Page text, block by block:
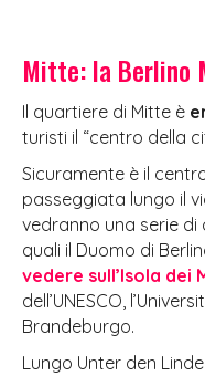
Mitte: la Berlino
Il quartiere di Mitte è
turisti il “centro della
Sicuramente è il
passeggiata lungo il
vedranno una serie
quali il Duomo di
vedere sull’Isola dei
dell’UNESCO,
Brandeburgo.
Lungo Unter den